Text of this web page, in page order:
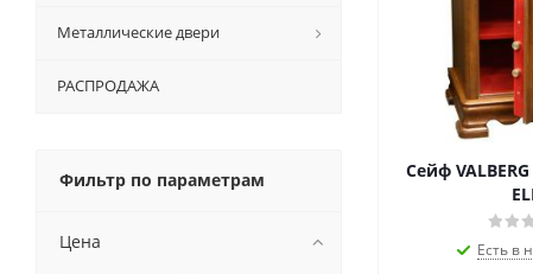
Сейф
Есть в
Металлические двери
РАСПРОДАЖА
Фильтр по параметрам
Цена